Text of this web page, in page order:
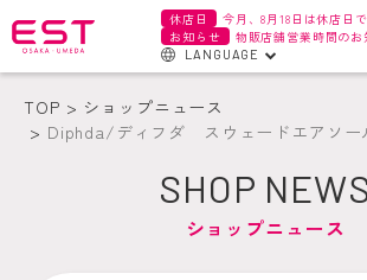
休店日
今月、8月18日は休店日で
お知らせ
物販店舗営業時間のお
LANGUAGE
한국어
TOP
ショップニュース
Diphda/ディフダ スウェードエアソー
SHOP
ショップニュース